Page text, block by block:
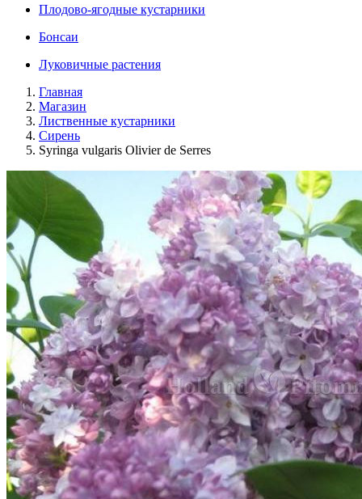
Плодово-ягодные кустарники
Бонсаи
Луковичные растения
Главная
Магазин
Лиственные кустарники
Сирень
Syringa vulgaris Olivier de Serres